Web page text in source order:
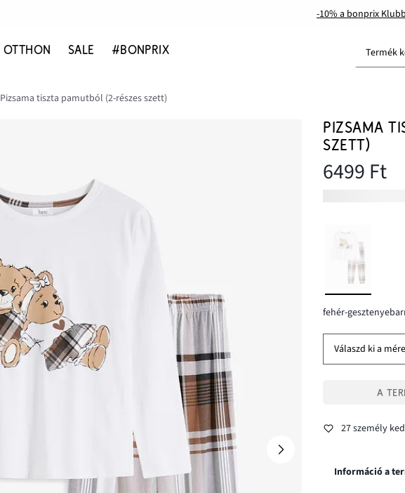
-10% a bonprix
OTTHON SALE #BONPRIX Termék
Pizsama tiszta pamutból (2-részes szett)
PIZSAMA
SZETT)
6499 Ft
fehér-
Válaszd ki a
A
27 személy
Információ a